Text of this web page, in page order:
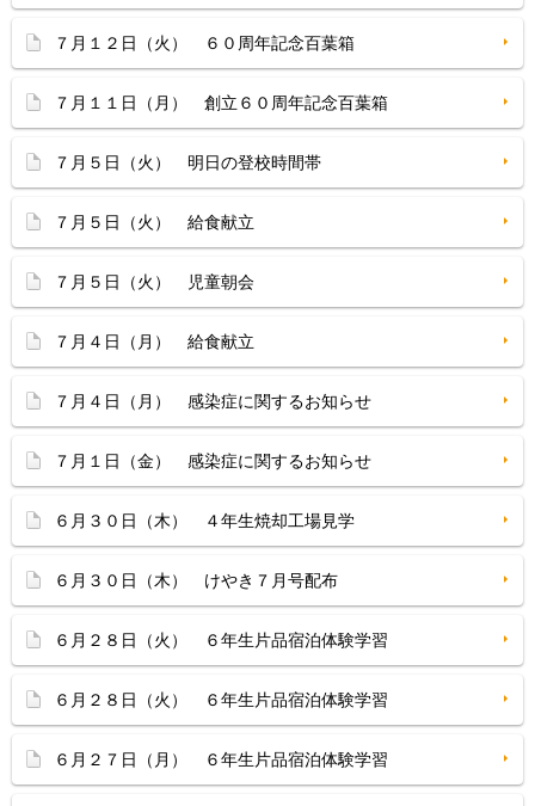
７月１２日（火） ６０周年記念百葉箱
７月１１日（月） 創立６０周年記念百葉箱
７月５日（火） 明日の登校時間帯
７月５日（火） 給食献立
７月５日（火） 児童朝会
７月４日（月） 給食献立
７月４日（月） 感染症に関するお知らせ
７月１日（金） 感染症に関するお知らせ
６月３０日（木） ４年生焼却工場見学
６月３０日（木） けやき７月号配布
６月２８日（火） ６年生片品宿泊体験学習
６月２８日（火） ６年生片品宿泊体験学習
６月２７日（月） ６年生片品宿泊体験学習